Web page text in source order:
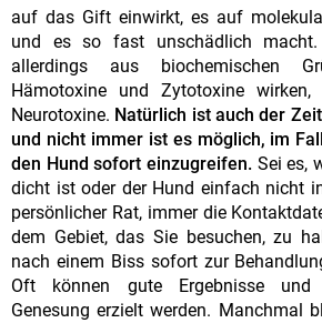
auf das Gift einwirkt, es auf
und es so fast unschädlich macht.
allerdings aus biochemischen
Hämotoxine und Zytotoxine
Neurotoxine. Natürlich ist auch der
und nicht immer ist es möglich, im
den Hund sofort einzugreifen. Sei es,
dicht ist oder der Hund einfach nicht
persönlicher Rat, immer die
dem Gebiet, das Sie besuchen, zu
nach einem Biss sofort zur
Oft können gute Ergebnisse und
Genesung erzielt werden. Manchmal